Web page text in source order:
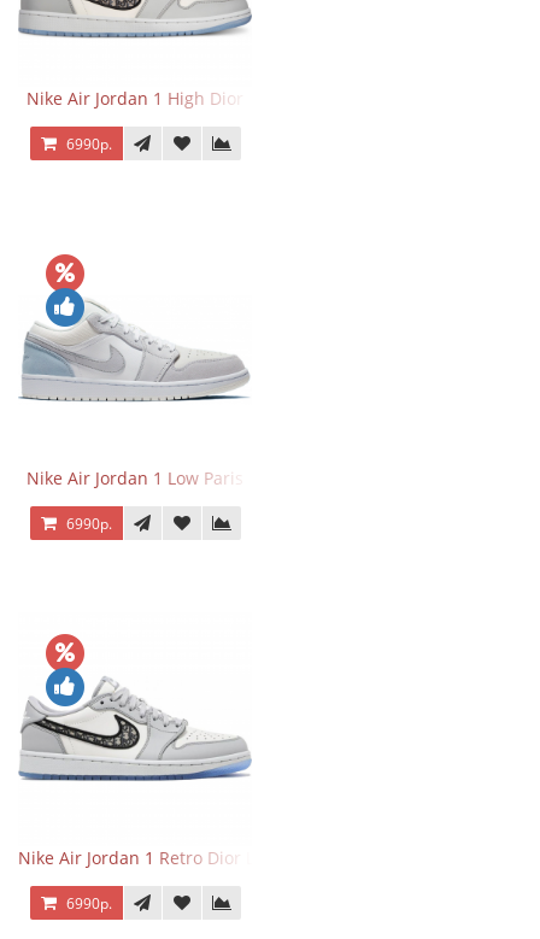
Nike Air Jordan 1 High Dior
6990р.
Nike Air Jordan 1 Low Paris
6990р.
Nike Air Jordan 1 Retro Dior Low
6990р.